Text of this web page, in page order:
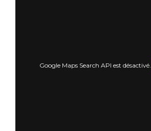
Google Maps Search API est désactivé.